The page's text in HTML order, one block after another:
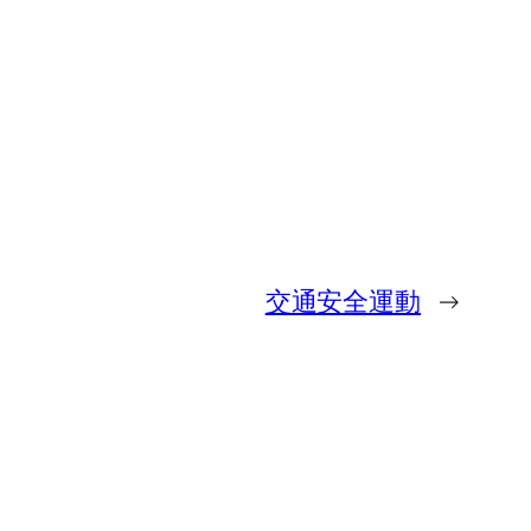
交通安全運動 →